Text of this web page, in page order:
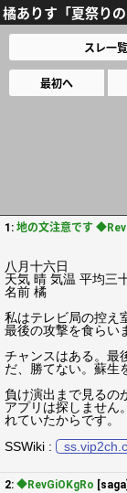
橘ありす「夏祭り
スレ一覧
最初へ
1: 地の文注意です
八月十六日
天気 晴 気温 平均三
名前 橘
私はテレビ局の控え
最後の攻撃を食らい
チャンスはある。最
だ、勝てない。蘇生
負け演出まで見るの
アプリは探しません
れていたからです。
SSWiki :
2: ◆RevGiOKgRo [saga]